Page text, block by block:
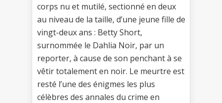
corps nu et mutilé, sectionné en deux
au niveau de la taille, d’une jeune fille de
vingt-deux ans : Betty Short,
surnommée le Dahlia Noir, par un
reporter, à cause de son penchant à se
vêtir totalement en noir. Le meurtre est
resté l’une des énigmes les plus
célèbres des annales du crime en